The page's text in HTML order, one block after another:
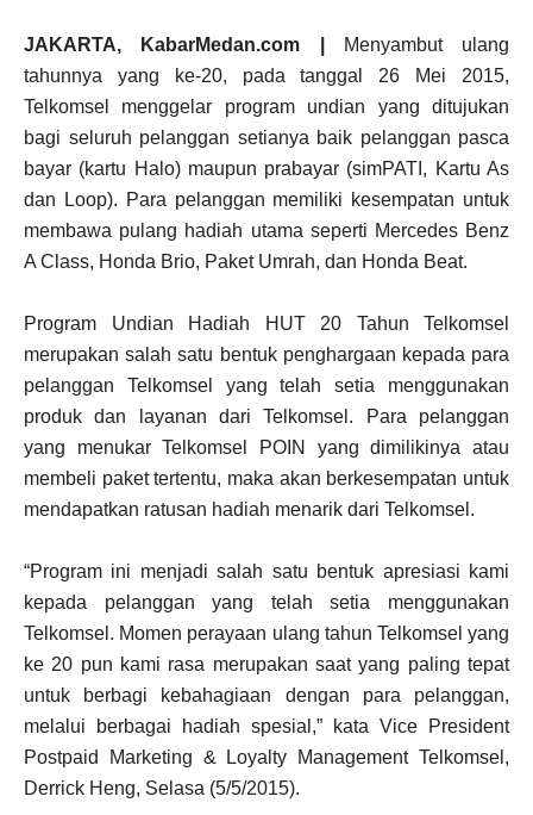
JAKARTA, KabarMedan.com |
Menyambut ulang
tahunnya yang ke-20, pada tanggal 26 Mei 2015,
Telkomsel menggelar program undian yang ditujukan
bagi seluruh pelanggan setianya baik pelanggan pasca
bayar (kartu Halo) maupun prabayar (simPATI, Kartu As
dan Loop). Para pelanggan memiliki kesempatan untuk
membawa pulang hadiah utama seperti Mercedes Benz
A Class, Honda Brio, Paket Umrah, dan Honda Beat.
Program Undian Hadiah HUT 20 Tahun Telkomsel
merupakan salah satu bentuk penghargaan kepada para
pelanggan Telkomsel yang telah setia menggunakan
produk dan layanan dari Telkomsel. Para pelanggan
yang menukar Telkomsel POIN yang dimilikinya atau
membeli paket tertentu, maka akan berkesempatan untuk
mendapatkan ratusan hadiah menarik dari Telkomsel.
“Program ini menjadi salah satu bentuk apresiasi kami
kepada pelanggan yang telah setia menggunakan
Telkomsel. Momen perayaan ulang tahun Telkomsel yang
ke 20 pun kami rasa merupakan saat yang paling tepat
untuk berbagi kebahagiaan dengan para pelanggan,
melalui berbagai hadiah spesial,” kata Vice President
Postpaid Marketing & Loyalty Management Telkomsel,
Derrick Heng, Selasa (5/5/2015).